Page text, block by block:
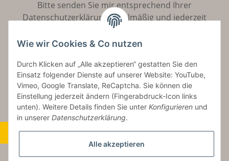
Bitte senden Sie mir entsprechend Ihrer
Datenschutzerklärungregelmäßig und jederzeit
widerruflich Informationen zu Ihrem Produktsortiment
per E-Mail zu.
Abonnieren
Widerrufsbutton
Wie wir Cookies & Co nutzen
Durch Klicken auf „Alle akzeptieren“ gestatten Sie den
Einsatz folgender Dienste auf unserer Website: YouTube,
Vimeo, Google Translate, ReCaptcha. Sie können die
Einstellung jederzeit ändern (Fingerabdruck-Icon links
unten). Weitere Details finden Sie unter Konfigurieren und
in unserer Datenschutzerklärung.
Alle akzeptieren